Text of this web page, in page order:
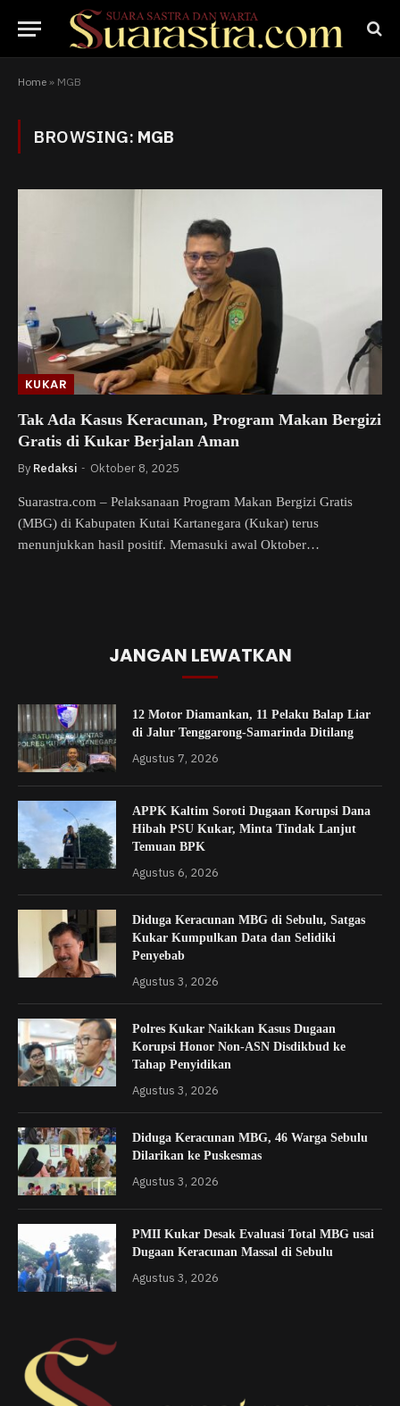
Home » MGB
BROWSING: MGB
KUKAR
Tak Ada Kasus Keracunan, Program Makan Bergizi
Gratis di Kukar Berjalan Aman
By Redaksi Oktober 8, 2025
Suarastra.com – Pelaksanaan Program Makan Bergizi Gratis
(MBG) di Kabupaten Kutai Kartanegara (Kukar) terus
menunjukkan hasil positif. Memasuki awal Oktober…
JANGAN LEWATKAN
12 Motor Diamankan, 11 Pelaku Balap Liar
di Jalur Tenggarong-Samarinda Ditilang
Agustus 7, 2026
APPK Kaltim Soroti Dugaan Korupsi Dana
Hibah PSU Kukar, Minta Tindak Lanjut
Temuan BPK
Agustus 6, 2026
Diduga Keracunan MBG di Sebulu, Satgas
Kukar Kumpulkan Data dan Selidiki
Penyebab
Agustus 3, 2026
Polres Kukar Naikkan Kasus Dugaan
Korupsi Honor Non-ASN Disdikbud ke
Tahap Penyidikan
Agustus 3, 2026
Diduga Keracunan MBG, 46 Warga Sebulu
Dilarikan ke Puskesmas
Agustus 3, 2026
PMII Kukar Desak Evaluasi Total MBG usai
Dugaan Keracunan Massal di Sebulu
Agustus 3, 2026